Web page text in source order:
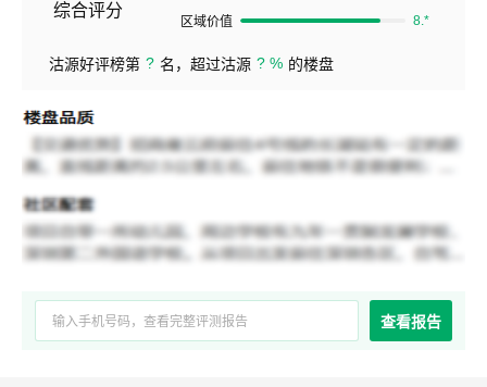
综合评分
沽源好评榜第 ? 名，超过沽源 ? % 的楼盘
区域价值 8.*
查看报告